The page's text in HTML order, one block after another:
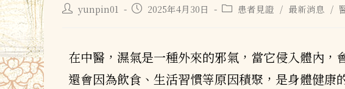
yunpin01 2025年4月30日 患者見證 / 最新消息 /
在中醫，濕氣是一種外來的邪氣，當它侵入體內，
還會因為飲食、生活習慣等原因積聚，是身體健